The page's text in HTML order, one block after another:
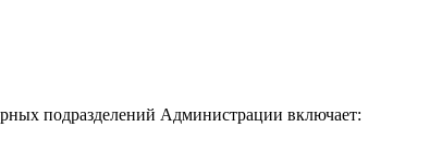
подразделений Администрации включает: